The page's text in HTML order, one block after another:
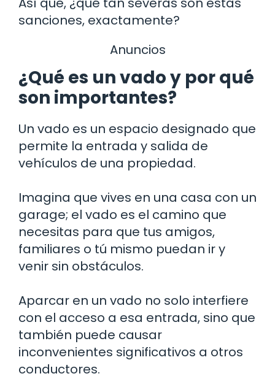
sanciones, exactamente?
Anuncios
¿Qué es un vado y por qué
son importantes?
Un vado es un espacio designado que
permite la entrada y salida de
vehículos de una propiedad.
Imagina que vives en una casa con un
garage; el vado es el camino que
necesitas para que tus amigos,
familiares o tú mismo puedan ir y
venir sin obstáculos.
Aparcar en un vado no solo interfiere
con el acceso a esa entrada, sino que
también puede causar
inconvenientes significativos a otros
conductores.